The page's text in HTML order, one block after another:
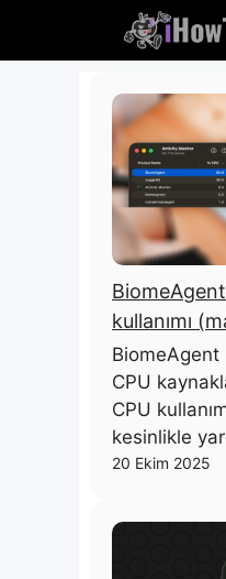
kullanımı
BiomeAgent
CPU
CPU
kesinlikle
20 Ekim 2025